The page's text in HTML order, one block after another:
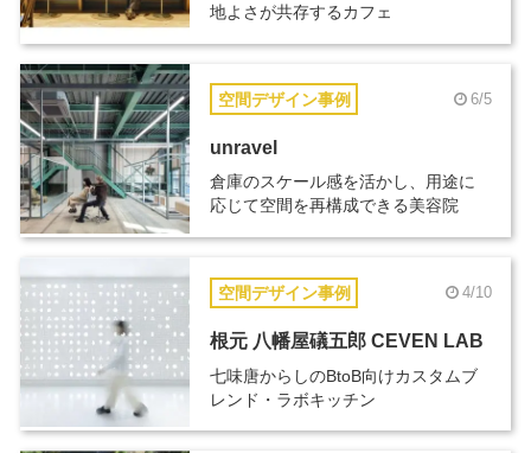
地よさが共存するカフェ
空間デザイン事例 6/5
unravel
倉庫のスケール感を活かし、用途に
応じて空間を再構成できる美容院
空間デザイン事例 4/10
根元 八幡屋礒五郎 CEVEN LAB
七味唐からしのBtoB向けカスタムブ
レンド・ラボキッチン